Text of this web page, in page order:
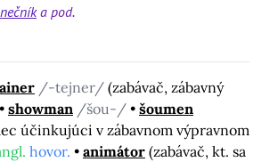
a pod.
/-tejner/ (zabávač, zábavný
showman /šou-/
šoumen
účinkujúci v zábavnom výpravnom
hovor. animátor (zabávač, kt. sa